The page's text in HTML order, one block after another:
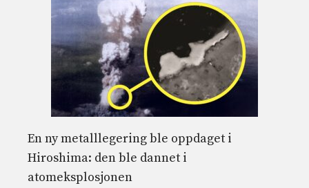
En ny metalllegering ble oppdaget i
Hiroshima: den ble dannet i
atomeksplosjonen